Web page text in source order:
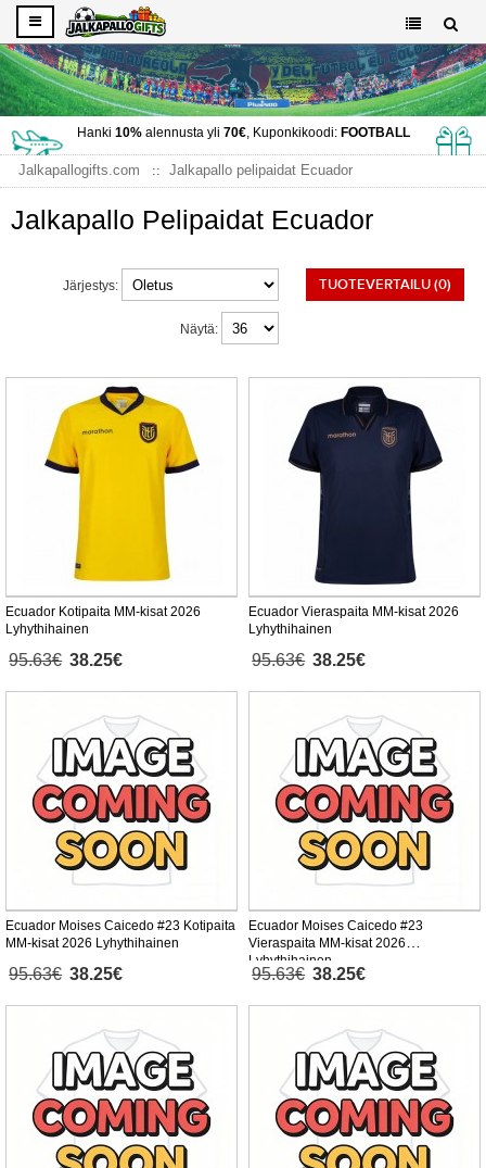
Hanki 10%alennusta yli 70€, Kuponkikoodi: FOOTBALL
Jalkapallogifts.com Jalkapallo pelipaidat Ecuador
Jalkapallo Pelipaidat Ecuador
TUOTEVERTAILU (0)
Järjestys:
Näytä:
Ecuador Kotipaita MM-kisat 2026
Lyhythihainen
95.63€ 38.25€
Ecuador Vieraspaita MM-kisat 2026
Lyhythihainen
95.63€ 38.25€
Ecuador Moises Caicedo #23 Kotipaita
MM-kisat 2026 Lyhythihainen
95.63€ 38.25€
Ecuador Moises Caicedo #23
Vieraspaita MM-kisat 2026
Lyhythihainen
95.63€ 38.25€